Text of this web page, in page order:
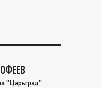
"Царьград"